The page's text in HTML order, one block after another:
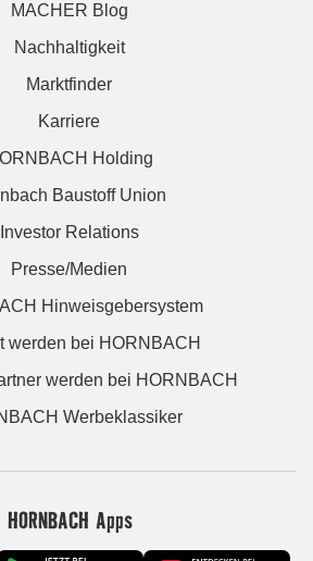
MACHER Blog
Nachhaltigkeit
Marktfinder
Karriere
Holding
Baustoff Union
Investor Relations
Presse/Medien
Hinweisgebersystem
werden bei HORNBACH
werden bei HORNBACH
Werbeklassiker
HORNBACH Apps